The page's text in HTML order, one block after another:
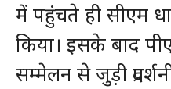
में पहुंचते ही सीएम
किया। इसके बाद
सम्मेलन से जुड़ी